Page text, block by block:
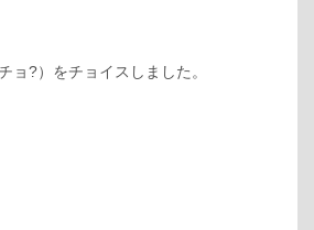
ョ?）をチョイスしました。